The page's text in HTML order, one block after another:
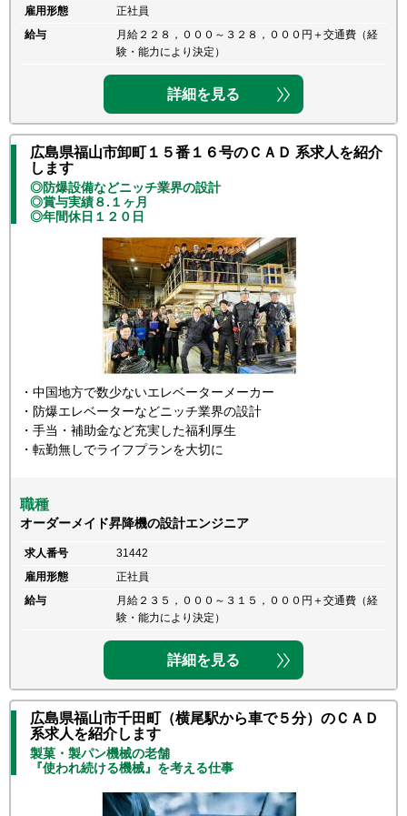
雇用形態
正社員
給与
月給２２８，０００～３２８，０００円＋交通費（経
験・能力により決定）
詳細を見る
広島県福山市卸町１５番１６号のＣＡＤ 系求人を紹介
します
◎防爆設備などニッチ業界の設計
◎賞与実績８.１ヶ月
◎年間休日１２０日
・中国地方で数少ないエレベーターメーカー
・防爆エレベーターなどニッチ業界の設計
・手当・補助金など充実した福利厚生
・転勤無しでライフプランを大切に
職種
オーダーメイド昇降機の設計エンジニア
求人番号
31442
雇用形態
正社員
給与
月給２３５，０００～３１５，０００円＋交通費（経
験・能力により決定）
詳細を見る
広島県福山市千田町（横尾駅から車で５分）のＣＡＤ
系求人を紹介します
製菓・製パン機械の老舗
『使われ続ける機械』を考える仕事